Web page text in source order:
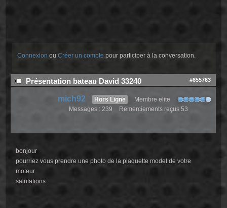
Connexion ouCréer un compte pour participer à la conversation.
Présentation bateau David 33240 #655763
mich92 Hors Ligne
Membre elite
Messages : 239
Remerciements reçus 53
bonjour
pourriez vous prendre une photo de la plaquette model de votre
moteur
salutations